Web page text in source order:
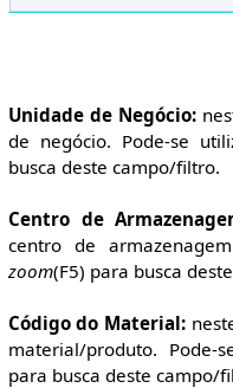
Unidade de Negócio:
de negócio. Pode-se
busca deste campo/filtro.
Centro de
centro de
zoom(F5) para busca
Código do Material:
material/produto.
para busca deste campo/